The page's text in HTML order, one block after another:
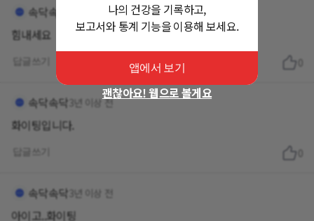
속닥속닥 3년 이상 전
힘내세요
속닥속닥 3년 이상 전
화이팅입니다.
속닥속닥 3년 이상 전
아이고..화이팅
나의 건강을 기록하고,
보고서와 통계 기능을 이용해 보세요.
앱에서 보기
괜찮아요! 웹으로 볼게요